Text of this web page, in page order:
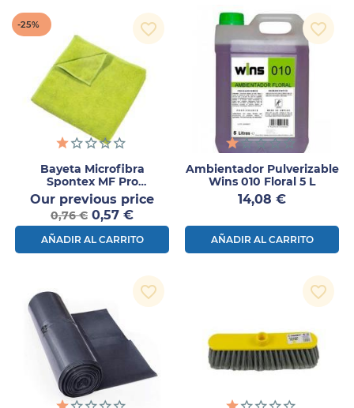
Bayeta Microfibra
Spontex MF Pro
Multiclean 38x40 Cm
Verde 1ud
Our previous pricePrecio
0,76 € Precio
0,57 €
AÑADIR AL CARRITO
-25% favorite_border
Ambientador Pulverizable
Wins 010 Floral 5 L
Precio
14,08 €
AÑADIR AL CARRITO
favorite_border
favorite_border favorite_border